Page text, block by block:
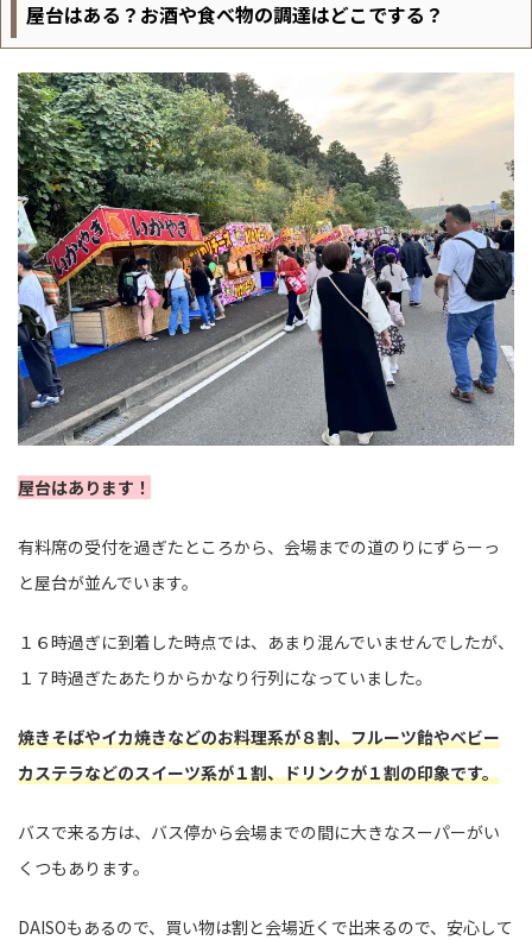
屋台はある？お酒や食べ物の調達はどこでする？
屋台はあります！
有料席の受付を過ぎたところから、会場までの道のりにずらーっ
と屋台が並んでいます。
１６時過ぎに到着した時点では、あまり混んでいませんでしたが、
１７時過ぎたあたりからかなり行列になっていました。
焼きそばやイカ焼きなどのお料理系が８割、フルーツ飴やベビー
カステラなどのスイーツ系が１割、ドリンクが１割の印象です。
バスで来る方は、バス停から会場までの間に大きなスーパーがい
くつもあります。
DAISOもあるので、買い物は割と会場近くで出来るので、安心して